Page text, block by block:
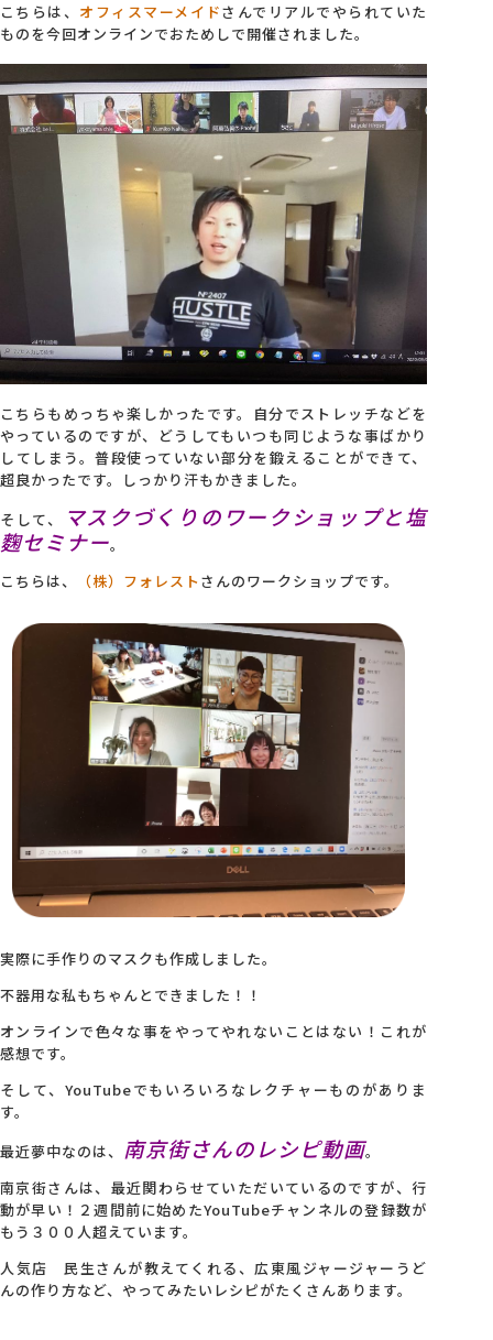
こちらは、 オフィスマーメイドさんでリアルでやられていた
ものを今回オンラインでおためしで開催されました。
こちらもめっちゃ楽しかったです。自分でストレッチなどを
やっているのですが、どうしてもいつも同じような事ばかり
してしまう。普段使っていない部分を鍛えることができて、
超良かったです。しっかり汗もかきました。
そして、
マスクづくりのワークショップと塩
麴セミナー。
こちらは、
（株）フォレストさんのワークショップです。
実際に手作りのマスクも作成しました。
不器用な私もちゃんとできました！！
オンラインで色々な事をやってやれないことはない！これが
感想です。
そして、YouTubeでもいろいろなレクチャーものがありま
す。
最近夢中なのは、 南京街さんのレシピ動画。
南京街さんは、最近関わらせていただいているのですが、行
動が早い！２週間前に始めたYouTubeチャンネルの登録数が
もう３００人超えています。
人気店 民生さんが教えてくれる、広東風ジャージャーうど
んの作り方など、やってみたいレシピがたくさんあります。